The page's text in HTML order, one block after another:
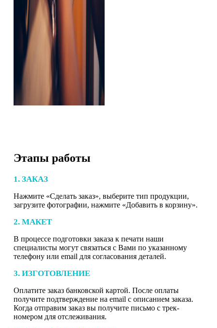
Этапы работы
1. ЗАКАЗ
Нажмите «Сделать заказ», выберите тип продукции,
загрузите фотографии, нажмите «Добавить в корзину».
2. МАКЕТ
В процессе подготовки заказа к печати наши
специалисты могут связаться с Вами по указанному
телефону или email для согласования деталей.
3. ИЗГОТОВЛЕНИЕ
Оплатите заказ банковской картой. После оплаты
получите подтверждение на email с описанием заказа.
Когда отправим заказ вы получите письмо с трек-
номером для отслеживания.